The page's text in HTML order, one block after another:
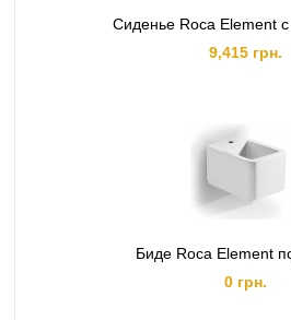
Сиденье Roca Element
9,415 грн.
Биде Roca Element
0 грн.